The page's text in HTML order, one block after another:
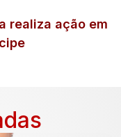
realiza ação em